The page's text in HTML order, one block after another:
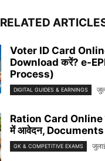
RELATED
Voter ID Card
Download करें? e-
Process)
DIGITAL GUIDES & EARNINGS
Ration Card Online
में आवेदन, Documents
GK & COMPETITIVE EXAMS